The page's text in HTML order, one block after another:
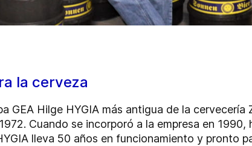
la cerveza
GEA Hilge HYGIA más antigua de la
Cuando se incorporó a la empresa en
lleva 50 años en funcionamiento y pronto